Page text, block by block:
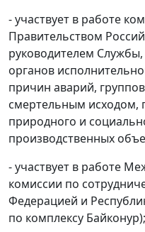
- участвует в работе
Правительством
руководителем
органов
причин аварий,
смертельным исходом,
природного и
производственных
- участвует в работе
комиссии по
Федерацией и
по комплексу Байконур);